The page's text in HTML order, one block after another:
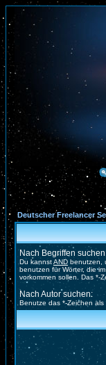
Deutscher Freelancer
Nach Begriffen
Du kannstAND benutzen,
benutzen für Wörter, die
vorkommen sollen. Das *-
Nach Autor suchen:
Benutze das *-Zeichen als